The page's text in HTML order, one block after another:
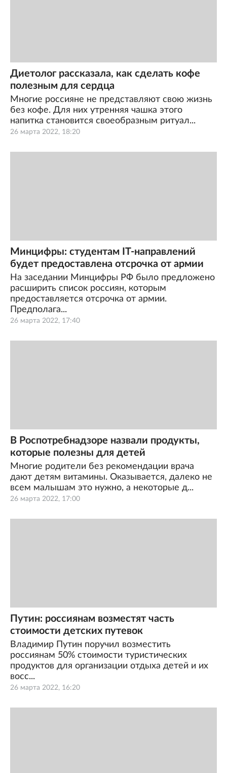
26 марта 2022, 18:20
Диетолог рассказала, как сделать кофе
полезным для сердца
Многие россияне не представляют свою жизнь
без кофе. Для них утренняя чашка этого
напитка становится своеобразным ритуал...
26 марта 2022, 17:40
Минцифры: студентам IT-направлений
будет предоставлена отсрочка от армии
На заседании Минцифры РФ было предложено
расширить список россиян, которым
предоставляется отсрочка от армии.
Предполага...
26 марта 2022, 17:00
В Роспотребнадзоре назвали продукты,
которые полезны для детей
Многие родители без рекомендации врача
дают детям витамины. Оказывается, далеко не
всем малышам это нужно, а некоторые д...
26 марта 2022, 16:20
Путин: россиянам возместят часть
стоимости детских путевок
Владимир Путин поручил возместить
россиянам 50% стоимости туристических
продуктов для организации отдыха детей и их
восс...